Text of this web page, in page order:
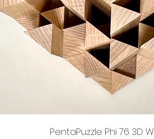
PentaPuzzle Phi 76 3D